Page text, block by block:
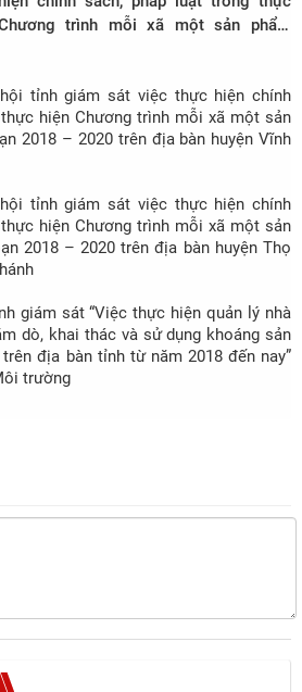
trình mỗi xã một sản phẩm
tỉnh giám sát việc thực hiện chính
hiện Chương trình mỗi xã một sản
2018 – 2020 trên địa bàn huyện Vĩnh
tỉnh giám sát việc thực hiện chính
hiện Chương trình mỗi xã một sản
2018 – 2020 trên địa bàn huyện Thọ
giám sát “Việc thực hiện quản lý nhà
dò, khai thác và sử dụng khoáng sản
địa bàn tỉnh từ năm 2018 đến nay”
trường